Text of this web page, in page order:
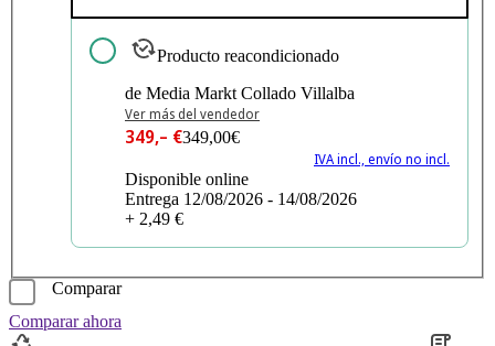
Producto reacondicionado
de Media Markt Collado Villalba
Ver más del vendedor
349,– €349,00€
IVA incl., envío no incl.
Disponible online
Entrega 12/08/2026 - 14/08/2026
+ 2,49 €
Comparar
Comparar ahora